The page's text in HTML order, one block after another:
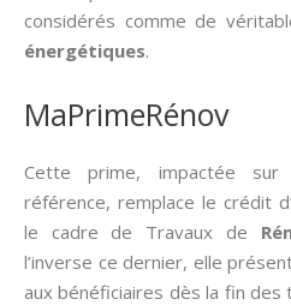
considérés comme de
énergétiques.
MaPrimeRénov
Cette prime, impactée
référence, remplace le crédit
le cadre de Travaux de
l’inverse ce dernier, elle
aux bénéficiaires dès la fin des